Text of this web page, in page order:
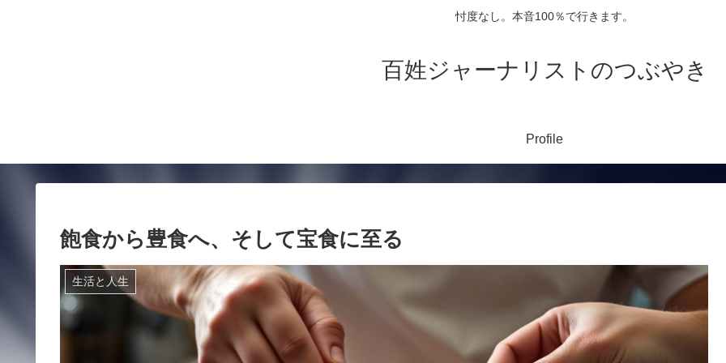
忖度なし。本音100％で行きます。
百姓ジャーナリストのつぶやき
Profile
飽食から豊食へ、そして宝食に至る
生活と人生